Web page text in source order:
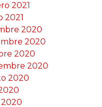
2021
2021
2020
2020
2020
2020
2020